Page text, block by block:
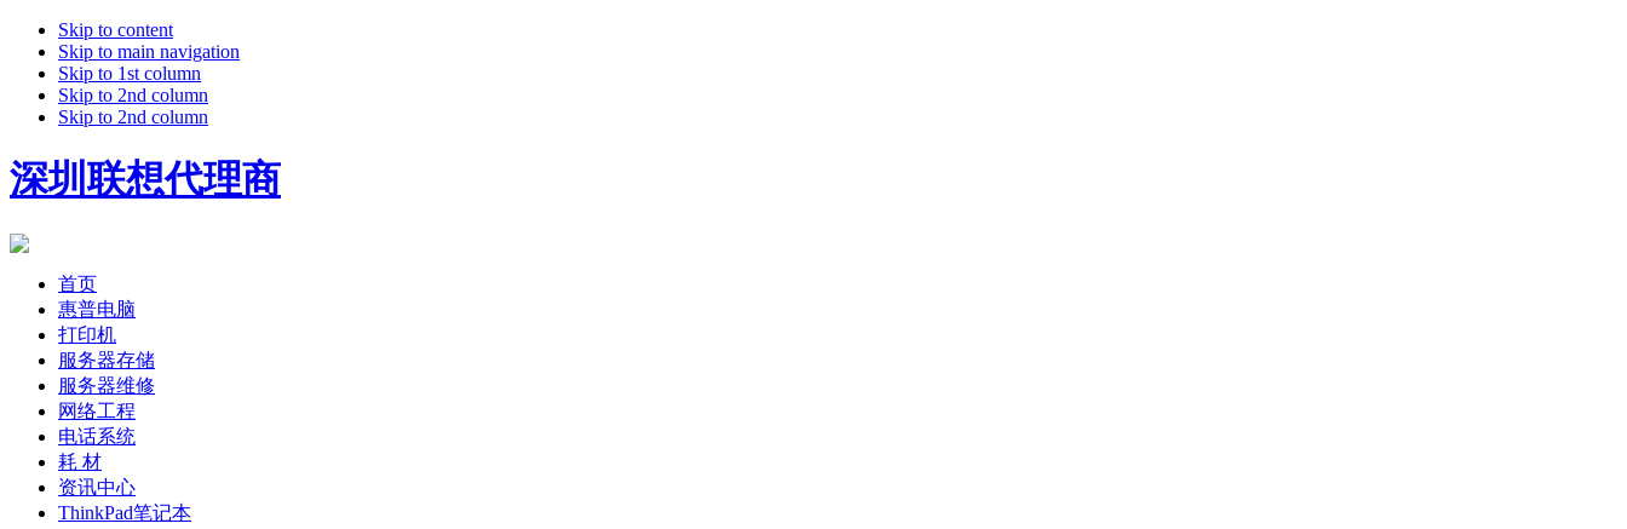
Skip to content
Skip to main navigation
Skip to 1st column
Skip to 2nd column
Skip to 2nd column
深圳联想代理商
首页
惠普电脑
打印机
服务器存储
服务器维修
网络工程
电话系统
耗 材
资讯中心
ThinkPad笔记本